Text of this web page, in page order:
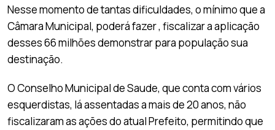
Nesse momento de tantas dificuldades, o mínimo que a
Câmara Municipal, poderá fazer , fiscalizar a aplicação
desses 66 milhões demonstrar para população sua
destinação.
O Conselho Municipal de Saude, que conta com vários
esquerdistas, lá assentadas a mais de 20 anos, não
fiscalizaram as ações do atual Prefeito, permitindo que